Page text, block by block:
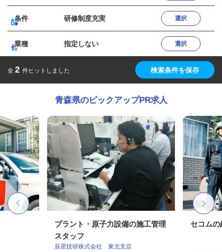
条件 研修制度充実 選択
業種 指定しない 選択
全 2 件ヒットしました 検索条件を保存
青森県のピックアップPR求人
プラント・原子力設備の施工管理
スタッフ
辰星技研株式会社 東北支店
セコムの